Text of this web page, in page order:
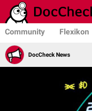
Community Flexikon
DocCheck News